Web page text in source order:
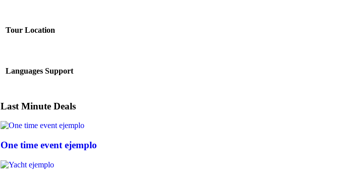
Tour Location
Languages Support
Last Minute Deals
One time event ejemplo